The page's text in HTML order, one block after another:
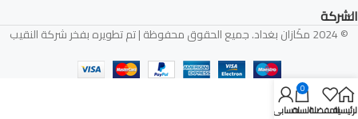
الشركة
© 2024 مكَازان بغداد. جميع الحقوق محفوظة | تم تطويره بفخر شركة النقيب
المفضلة
0
السلةحسابي